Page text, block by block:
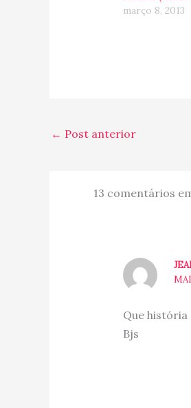
março 8, 2013
← Post anterior
13 comentários
Que história
Bjs